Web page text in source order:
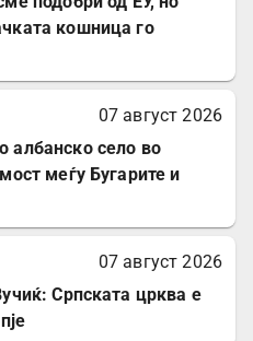
кошница го
07 август 2026
албанско село во
меѓу Бугарите и
07 август 2026
Српската црква е